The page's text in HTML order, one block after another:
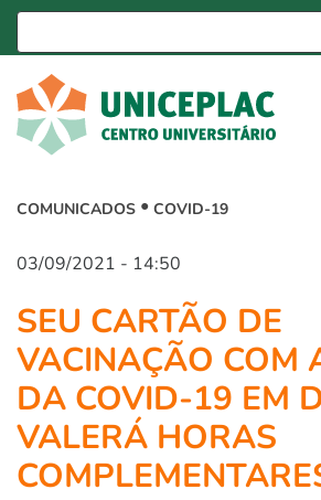
COMUNICADOS COVID-19
03/09/2021 - 14:50
SEU CARTÃO DE
VACINAÇÃO COM
DA COVID-19 EM
VALERÁ HORAS